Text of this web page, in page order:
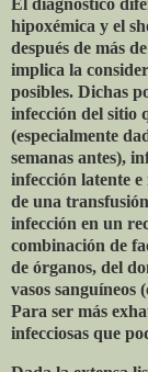
El diagnóstico
hipoxémica y el
después de más
implica la
posibles. Dichas
infección del sitio
(especialmente
semanas antes),
infección latente
de una
infección en un
combinación de
de órganos, del
vasos sanguíneos
Para ser más
infecciosas que